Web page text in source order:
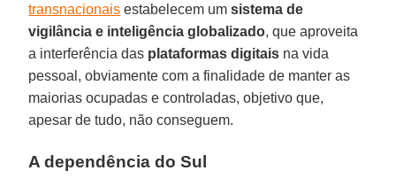
transnacionais estabelecem umsistema de
vigilância e inteligência globalizado, que aproveita
a interferência das plataformas digitais na vida
pessoal, obviamente com a finalidade de manter as
maiorias ocupadas e controladas, objetivo que,
apesar de tudo, não conseguem.
A dependência do Sul